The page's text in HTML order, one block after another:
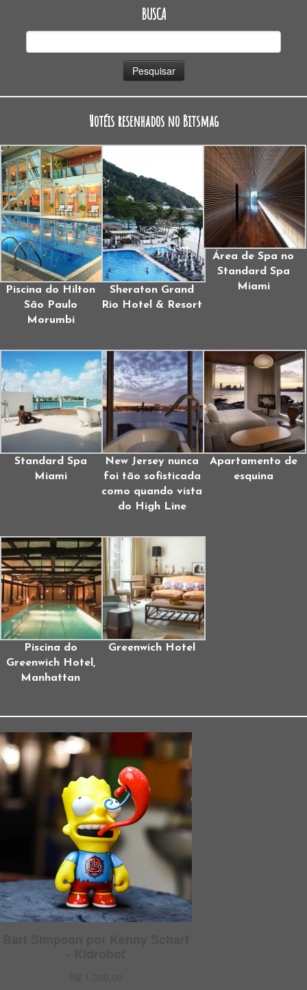
BUSCA
Hotéis resenhados no Bitsmag
Piscina do Hilton
São Paulo
Morumbi
Sheraton Grand
Rio Hotel & Resort
Área de Spa no
Standard Spa
Miami
Standard Spa
Miami
New Jersey nunca
foi tão sofisticada
como quando vista
do High Line
Apartamento de
esquina
Piscina do
Greenwich Hotel,
Manhattan
Greenwich Hotel